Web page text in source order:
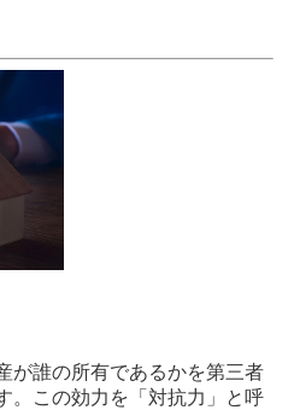
が誰の所有であるかを第三者
。この効力を「対抗力」と呼